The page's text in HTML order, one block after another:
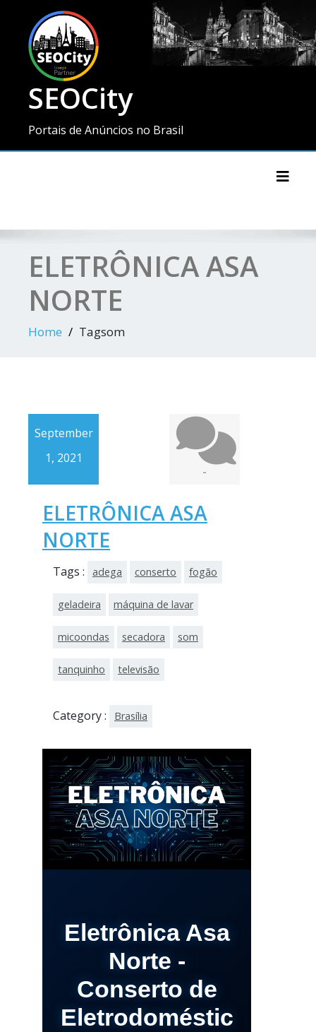
SEOCity
Portais de Anúncios no Brasil
ELETRÔNICA ASA
NORTE
Home Tagsom
September
1, 2021
-
ELETRÔNICA ASA
NORTE
Tags : adega conserto fogão
geladeira máquina de lavar
micoondas secadora som
tanquinho televisão
Category : Brasília
Eletrônica Asa
Norte -
Conserto de
Eletrodoméstic